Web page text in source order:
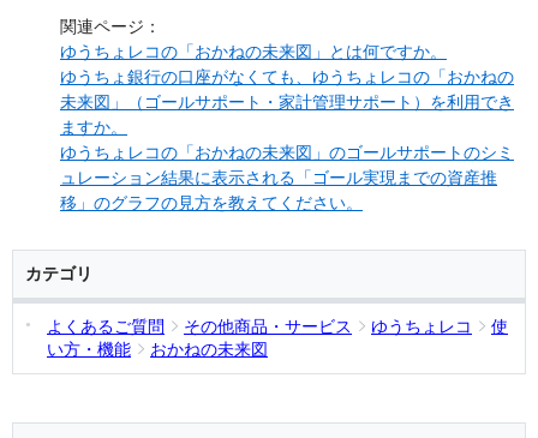
関連ページ：
ゆうちょレコの「おかねの未来図」とは何ですか。
ゆうちょ銀行の口座がなくても、ゆうちょレコの「おかねの
未来図」（ゴールサポート・家計管理サポート）を利用でき
ますか。
ゆうちょレコの「おかねの未来図」のゴールサポートのシミ
ュレーション結果に表示される「ゴール実現までの資産推
移」のグラフの見方を教えてください。
カテゴリ
よくあるご質問 その他商品・サービス ゆうちょレコ
使
い方・機能
おかねの未来図